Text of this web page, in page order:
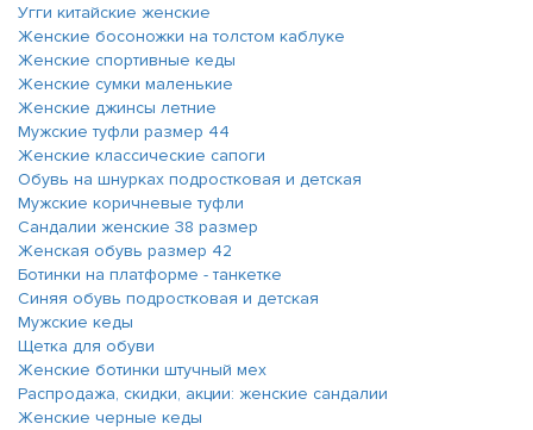
Угги китайские женские
Женские босоножки на толстом каблуке
Женские спортивные кеды
Женские сумки маленькие
Женские джинсы летние
Мужские туфли размер 44
Женские классические сапоги
Обувь на шнурках подростковая и детская
Мужские коричневые туфли
Сандалии женские 38 размер
Женская обувь размер 42
Ботинки на платформе - танкетке
Синяя обувь подростковая и детская
Мужские кеды
Щетка для обуви
Женские ботинки штучный мех
Распродажа, скидки, акции: женские сандалии
Женские черные кеды